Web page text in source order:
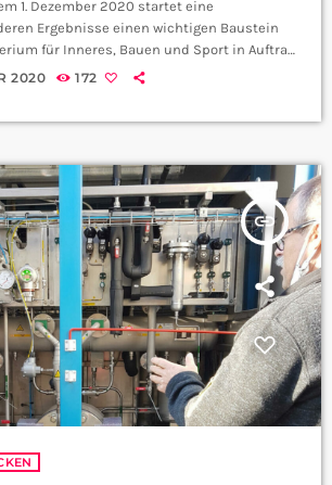
1. Dezember 2020 startet eine
Ergebnisse einen wichtigen Baustein
für Inneres, Bauen und Sport in Auftrag
für Saarbrücken liefern. Dabei
alle Saarbrückerinnen, Saarbrücker
sich beruflich oder privat […]
2020 172
insert_link